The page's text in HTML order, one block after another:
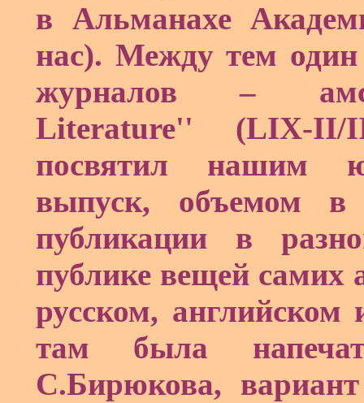
в Альманахе
нас). Между тем один
журналов –
Literature'' (LIX-II/
посвятил нашим
выпуск, объемом
публикации в
публике вещей самих
русском,
там была
С.Бирюкова,